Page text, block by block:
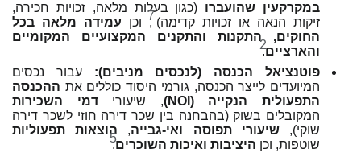
במקרקעין שהועברו (כגון בעלות מלאה, זכויות חכירה,
זיקות הנאה או זכויות קדימה)7, וכן עמידה מלאה בכל
החוקים, התקנות והתקנים המקצועיים המקומיים
והארציים.
2
פוטנציאל הכנסה (לנכסים מניבים): עבור נכסים
המיועדים לייצר הכנסה, גורמי היסוד כוללים את ההכנסה
התפעולית הנקייה (NOI)
, שיעורידמי השכירות
המקובלים בשוק (בהבחנה בין שכר דירה חוזי לשכר דירה
שוקי),שיעורי תפוסה ואי-גבייה, הוצאות תפעוליות
שוטפות, וכן היציבות ואיכות השוכרים.
5